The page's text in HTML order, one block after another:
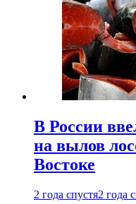
В России
на вылов
Востоке
2 года спустя2 года